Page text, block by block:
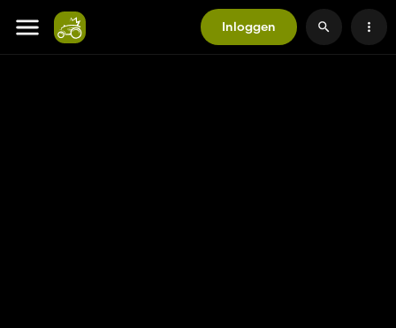
Inloggen